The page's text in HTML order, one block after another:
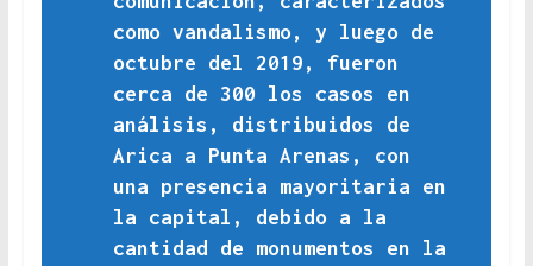
como vandalismo, y luego de
octubre del 2019, fueron
cerca de 300 los casos en
análisis, distribuidos de
Arica a Punta Arenas, con
una presencia mayoritaria en
la capital, debido a la
cantidad de monumentos en la